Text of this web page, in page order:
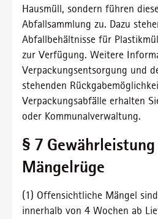
Hausmüll, sondern führen
Abfallsammlung zu. Dazu
Abfallbehältnisse für
zur Verfügung. Weitere
Verpackungsentsorgung und
stehenden
Verpackungsabfälle erhalten
oder Kommunalverwaltung.
§ 7
Mängelrüge
(1) Offensichtliche Mängel
innerhalb von 4 Wochen ab